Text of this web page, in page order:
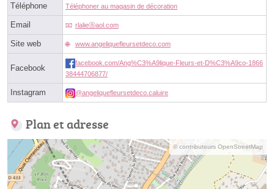
Téléphone Téléphoner au magasin de décoration
Email rlalieⓐaol.com
Site web www.angeliquefleursetdeco.com
Facebook
facebook.com/Ang%C3%A9lique-Fleurs-et-D%C3%A9co-1866
38444706877/
Instagram @angeliquefleursetdeco.caluire
Plan et adresse
© contributeurs OpenStreetMap